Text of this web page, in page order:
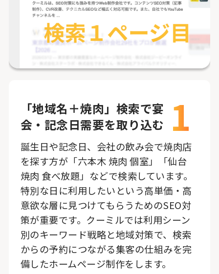
「地域名＋焼肉」検索で宴
会・記念日需要を取り込む 1
誕生日や記念日、会社の飲み会で焼肉店
を探す方が「六本木 焼肉 個室」「仙台
焼肉 食べ放題」などで検索しています。
特別な日に利用したいという高単価・高
意欲な層に見つけてもらうためのSEO対
策が重要です。クーミルでは利用シーン
別のキーワード戦略と地域対策で、検索
からの予約につながる集客の仕組みを完
備したホームページ制作をします。